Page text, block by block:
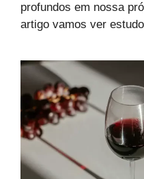
profundos em nossa
artigo vamos ver